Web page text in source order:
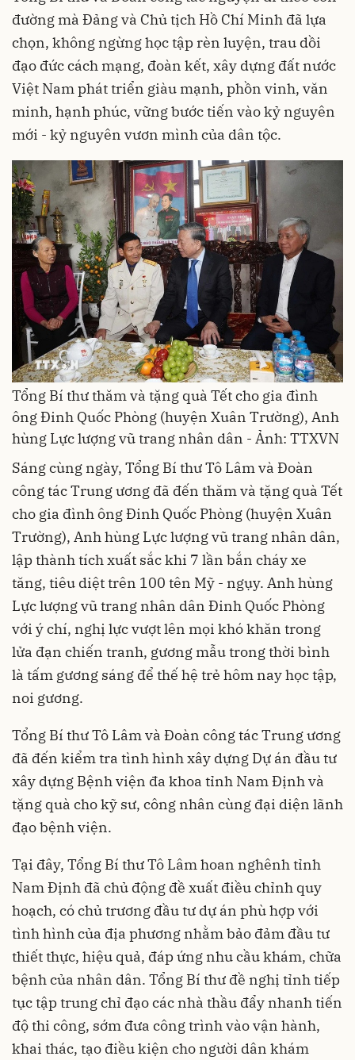
đường mà Đảng và Chủ tịch Hồ Chí Minh đã lựa
chọn, không ngừng học tập rèn luyện, trau dồi
đạo đức cách mạng, đoàn kết, xây dựng đất nước
Việt Nam phát triển giàu mạnh, phồn vinh, văn
minh, hạnh phúc, vững bước tiến vào kỷ nguyên
mới - kỷ nguyên vươn mình của dân tộc.
Tổng Bí thư thăm và tặng quà Tết cho gia đình
ông Đinh Quốc Phòng (huyện Xuân Trường), Anh
hùng Lực lượng vũ trang nhân dân - Ảnh: TTXVN
Sáng cùng ngày, Tổng Bí thư Tô Lâm và Đoàn
công tác Trung ương đã đến thăm và tặng quà Tết
cho gia đình ông Đinh Quốc Phòng (huyện Xuân
Trường), Anh hùng Lực lượng vũ trang nhân dân,
lập thành tích xuất sắc khi 7 lần bắn cháy xe
tăng, tiêu diệt trên 100 tên Mỹ - ngụy. Anh hùng
Lực lượng vũ trang nhân dân Đinh Quốc Phòng
với ý chí, nghị lực vượt lên mọi khó khăn trong
lửa đạn chiến tranh, gương mẫu trong thời bình
là tấm gương sáng để thế hệ trẻ hôm nay học tập,
noi gương.
Tổng Bí thư Tô Lâm và Đoàn công tác Trung ương
đã đến kiểm tra tình hình xây dựng Dự án đầu tư
xây dựng Bệnh viện đa khoa tỉnh Nam Định và
tặng quà cho kỹ sư, công nhân cùng đại diện lãnh
đạo bệnh viện.
Tại đây, Tổng Bí thư Tô Lâm hoan nghênh tỉnh
Nam Định đã chủ động đề xuất điều chỉnh quy
hoạch, có chủ trương đầu tư dự án phù hợp với
tình hình của địa phương nhằm bảo đảm đầu tư
thiết thực, hiệu quả, đáp ứng nhu cầu khám, chữa
bệnh của nhân dân. Tổng Bí thư đề nghị tỉnh tiếp
tục tập trung chỉ đạo các nhà thầu đẩy nhanh tiến
độ thi công, sớm đưa công trình vào vận hành,
khai thác, tạo điều kiện cho người dân khám